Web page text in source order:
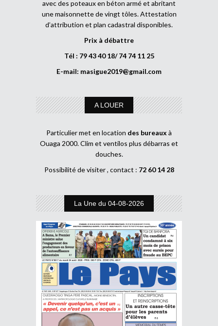
avec des poteaux en béton armé et abritant
une maisonnette de vingt tôles. Attestation
d’attribution et plan cadastral disponibles.
Prix à débattre
Tél : 79 43 40 18/ 74 74 11 25
E-mail: masigue2019@gmail.com
A LOUER
Particulier met en location des bureaux à
Ouaga 2000. Clim et ventilos plus débarras et
douches.
Possibilité de visiter , contact : 72 60 14 28
La Une du 04-08-2026